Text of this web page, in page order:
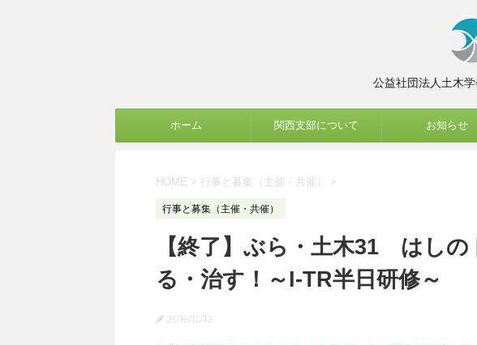
公益社団法人土木
ホーム 関西支部について お知らせ
HOME > 行事と募集（主催・共催） >
行事と募集（主催・共催）
【終了】ぶら・土木31 はしの
る・治す！～I-TR半日研修～
2019/12/12